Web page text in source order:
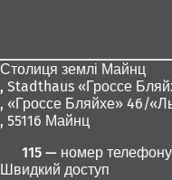
Столиця землі Майнц
, Stadthaus «Гроссе
, «Гроссе Бляйхе» 46/
, 55116 Майнц
115 — номер телефону
Швидкий доступ